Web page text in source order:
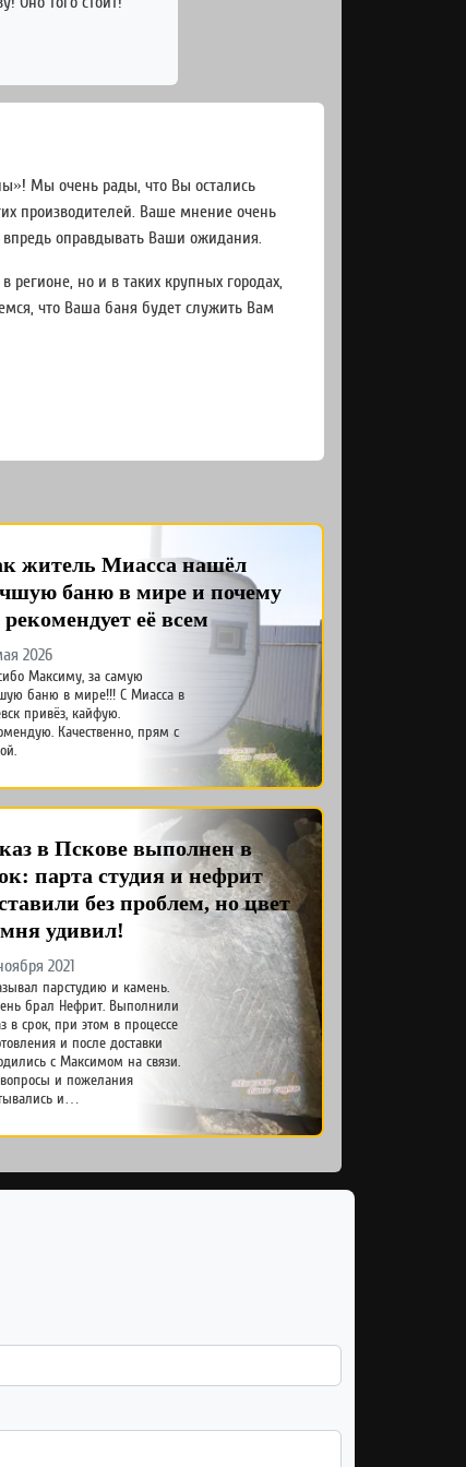
Мы очень рады, что Вы остались
производителей. Ваше мнение очень
оправдывать Ваши ожидания.
но и в таких крупных городах,
что Ваша баня будет служить Вам
житель Миасса нашёл
баню в мире и почему
её всем
2026
Максиму, за самую
баню в мире!!! С Миасса в
привёз, кайфую.
Качественно, прям с
в Пскове выполнен в
парта студия и нефрит
без проблем, но цвет
удивил!
2021
парстудию и камень.
брал Нефрит. Выполнили
в срок, при этом в процессе
и после доставки
с Максимом на связи.
и пожелания
и…